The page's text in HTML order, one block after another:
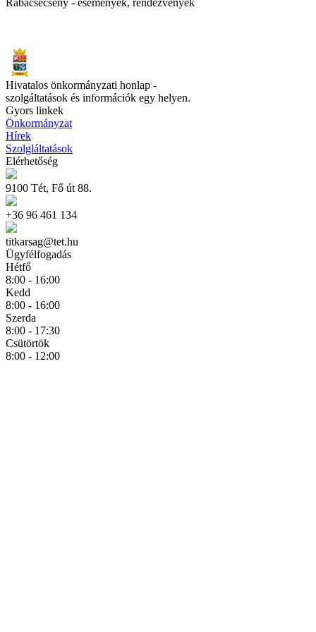
Hivatalos önkormányzati honlap -
szolgáltatások és információk egy helyen.
Gyors linkek
Önkormányzat
Hírek
Szolgláltatások
Elérhetőség
9100 Tét, Fő út 88.
+36 96 461 134
titkarsag@tet.hu
Ügyfélfogadás
Hétfő
8:00 - 16:00
Kedd
8:00 - 16:00
Szerda
8:00 - 17:30
Csütörtök
8:00 - 12:00